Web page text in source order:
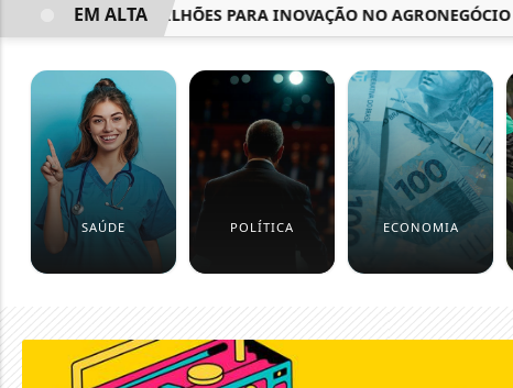
DE R$ 10 BILHÕES PARA INOVAÇÃO NO AGRONEGÓCIO
EM ALTA
SAÚDE POLÍTICA ECONOMIA